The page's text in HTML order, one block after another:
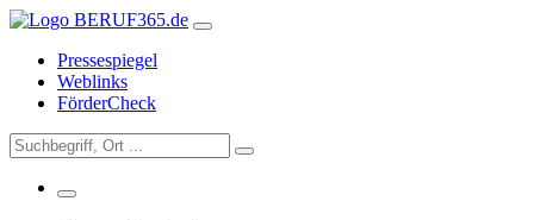
Pressespiegel
Weblinks
FörderCheck